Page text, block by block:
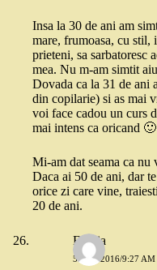
Insa la 30 de ani am
mare, frumoasa, cu stil,
prieteni, sa sarbatoresc
mea. Nu m-am simtit
Dovada ca la 31 de ani
din copilarie) si as mai
voi face cadou un curs
mai intens ca oricand 🙂
Mi-am dat seama ca nu
Daca ai 50 de ani, dar
orice zi care vine,
20 de ani.
Emilia
5 MAI 2016/9:27 AM